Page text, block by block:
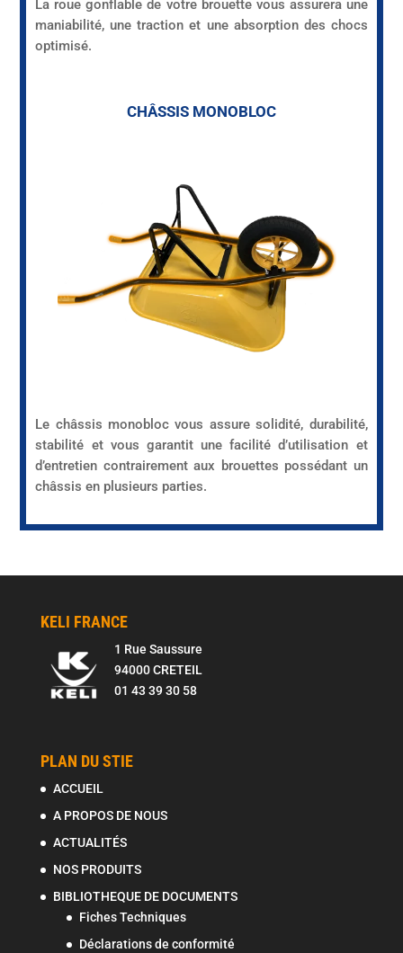
La roue gonflable de votre brouette vous assurera une
maniabilité, une traction et une absorption des chocs
optimisé.
CHÂSSIS MONOBLOC
Le châssis monobloc vous assure solidité, durabilité,
stabilité et vous garantit une facilité d’utilisation et
d’entretien contrairement aux brouettes possédant un
châssis en plusieurs parties.
KELI FRANCE
1 Rue Saussure
94000 CRETEIL
01 43 39 30 58
PLAN DU STIE
ACCUEIL
A PROPOS DE NOUS
ACTUALITÉS
NOS PRODUITS
BIBLIOTHEQUE DE DOCUMENTS
Fiches Techniques
Déclarations de conformité